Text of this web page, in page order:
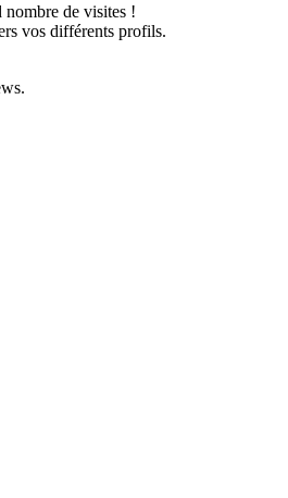
de visites !
vos différents profils.